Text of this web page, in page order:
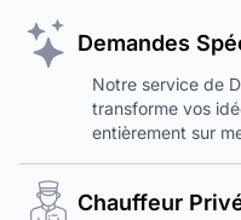
Demandes
Notre service de
transforme vos
entièrement sur
Chauffeur